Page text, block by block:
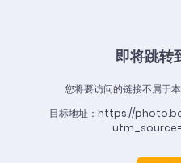
即将跳转
您将要访问的链接不属于
目标地址：https://